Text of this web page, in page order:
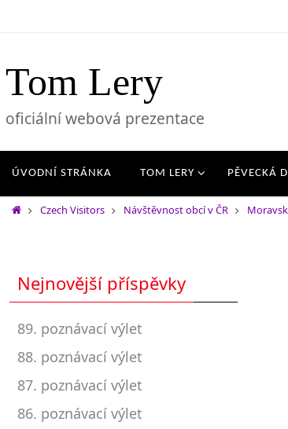
Tom Lery
oficiální webová prezentace
ÚVODNÍ STRÁNKA TOM LERY PĚVECKÁ
Czech Visitors Návštěvnost obcí v ČR
Nejnovější příspěvky
89. poznávací výlet
88. poznávací výlet
87. poznávací výlet
86. poznávací výlet